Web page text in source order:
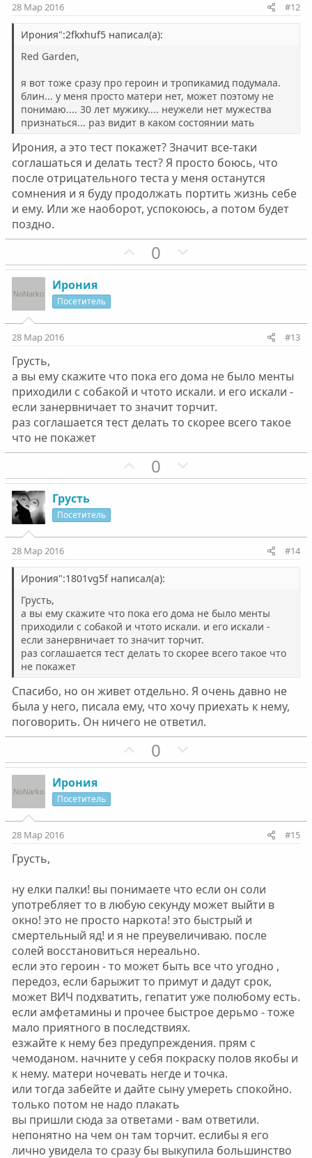
н
г
о
л
с
г
о
л
с
28 Мар 2016 #12
Ирония":2fkxhuf5 написал(а):
Red Garden,
я вот тоже сразу про героин и тропикамид подумала.
блин... у меня просто матери нет, может поэтому не
понимаю.... 30 лет мужику.... неужели нет мужества
признаться... раз видит в каком состоянии мать
Ирония, а это тест покажет? Значит все-таки
соглашаться и делать тест? Я просто боюсь, что
после отрицательного теста у меня останутся
сомнения и я буду продолжать портить жизнь себе
и ему. Или же наоборот, успокоюсь, а потом будет
поздно.
П
о
т
н
ы
й
г
л
с
0
е
т
н
ы
й
г
л
с
Ирония
Посетитель
28 Мар 2016 #13
Грусть,
а вы ему скажите что пока его дома не было менты
приходили с собакой и чтото искали. и его искали -
если занервничает то значит торчит.
раз соглашается тест делать то скорее всего такое
что не покажет
П
о
т
н
й
г
о
с
0
е
т
й
г
о
л
о
с
Грусть
Посетитель
28 Мар 2016 #14
Ирония":1801vg5f написал(а):
Грусть,
а вы ему скажите что пока его дома не было менты
приходили с собакой и чтото искали. и его искали -
если занервничает то значит торчит.
раз соглашается тест делать то скорее всего такое что
не покажет
Спасибо, но он живет отдельно. Я очень давно не
была у него, писала ему, что хочу приехать к нему,
поговорить. Он ничего не ответил.
П
о
т
ы
й
г
о
л
о
с
0
е
т
ы
й
г
о
л
о
с
Ирония
Посетитель
28 Мар 2016 #15
Грусть,
ну елки палки! вы понимаете что если он соли
употребляет то в любую секунду может выйти в
окно! это не просто наркота! это быстрый и
смертельный яд! и я не преувеличиваю. после
солей восстановиться нереально.
если это героин - то может быть все что угодно ,
передоз, если барыжит то примут и дадут срок,
может ВИЧ подхватить, гепатит уже полюбому есть.
если амфетамины и прочее быстрое дерьмо - тоже
мало приятного в последствиях.
езжайте к нему без предупреждения. прям с
чемоданом. начните у себя покраску полов якобы и
к нему. матери ночевать негде и точка.
или тогда забейте и дайте сыну умереть спокойно.
только потом не надо плакать
вы пришли сюда за ответами - вам ответили.
непонятно на чем он там торчит. еслибы я его
лично увидела то сразу бы выкупила большинство